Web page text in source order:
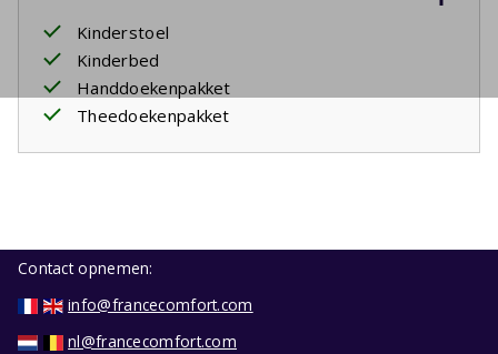
Kinderstoel
Kinderbed
Handdoekenpakket
Theedoekenpakket
Contact opnemen:
info@francecomfort.com
nl@francecomfort.com